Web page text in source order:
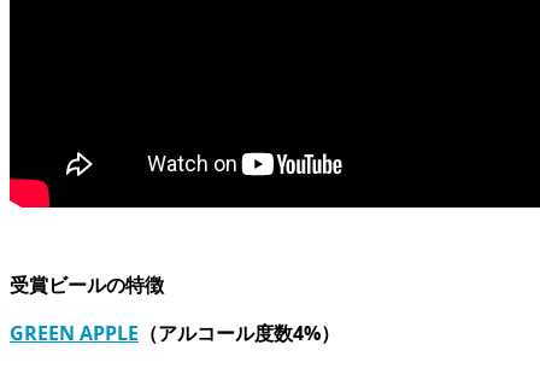
受賞ビールの特徴
GREEN APPLE （アルコール度数4%）